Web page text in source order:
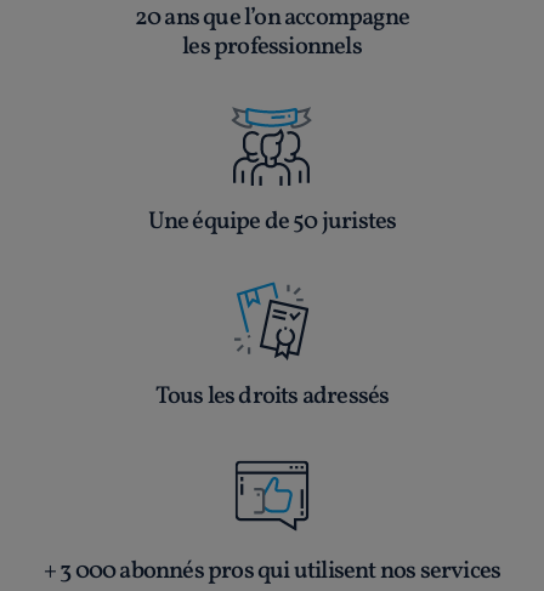
20 ans que l’on accompagne
les professionnels
Une équipe de 50 juristes
Tous les droits adressés
+ 3 000 abonnés pros qui utilisent nos services